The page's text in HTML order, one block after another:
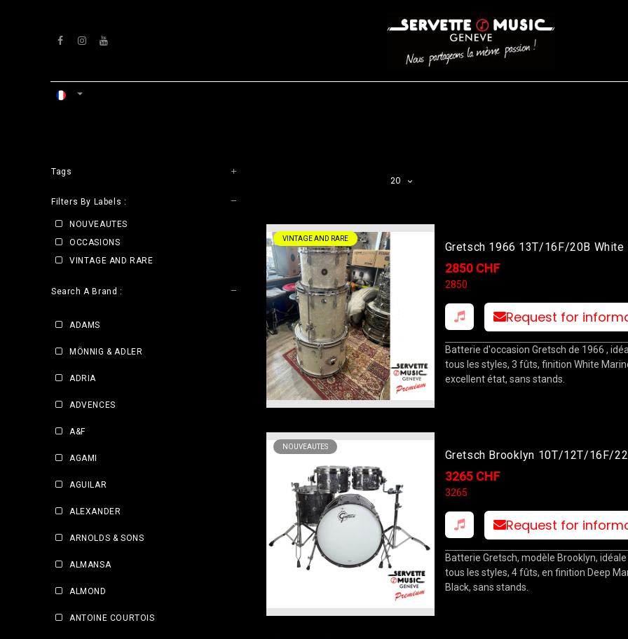
Tags
Filters By Labels :
NOUVEAUTES
OCCASIONS
VINTAGE AND RARE
Search A Brand :
ADAMS
MÖNNIG & ADLER
ADRIA
ADVENCES
A&F
AGAMI
AGUILAR
ALEXANDER
ARNOLDS & SONS
ALMANSA
ALMOND
ANTOINE COURTOIS
20
VINTAGE AND RARE
Gretsch 1966 13T/16F/20B White
2850 CHF
2850
Request for
Batterie d'occasion Gretsch de 1966 ,
tous les styles, 3 fûts, finition White
excellent état, sans stands.
NOUVEAUTES
Gretsch Brooklyn 10T/12T/16F/
Deep Marine Black
3265 CHF
3265
Request for
Batterie Gretsch, modèle Brooklyn,
tous les styles, 4 fûts, en finition Deep
Black, sans stands.